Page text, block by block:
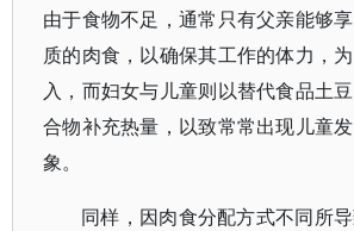
由于食物不足，通常只有父亲能够
质的肉食，以确保其工作的体力，
入，而妇女与儿童则以替代食品土
合物补充热量，以致常常出现儿童
象。
同样，因肉食分配方式不同所